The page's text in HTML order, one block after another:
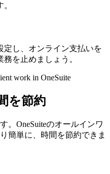
定し、オンライン支払いを
を止めましょう。
を節約
。OneSuiteのオールインワ
簡単に、時間を節約できま